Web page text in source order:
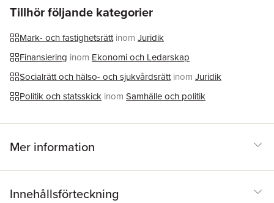
proprietary visions of ownership.This book will be of interest to
scholars in socio-legal studies, property law, legal sociology and
politics, as well as others with more general interests in the
critical potential of contemporary social movements.
Tillhör följande kategorier
Mark- och fastighetsrätt inom Juridik
Finansiering inom Ekonomi och Ledarskap
Socialrätt och hälso- och sjukvårdsrätt inom Juridik
Politik och statsskick inom Samhälle och politik
Mer information
Innehållsförteckning